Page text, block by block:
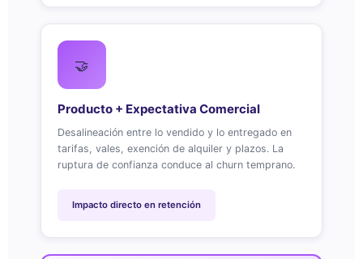
🤝
Producto + Expectativa Comercial
Desalineación entre lo vendido y lo entregado en
tarifas, vales, exención de alquiler y plazos. La
ruptura de confianza conduce al churn temprano.
Impacto directo en retención